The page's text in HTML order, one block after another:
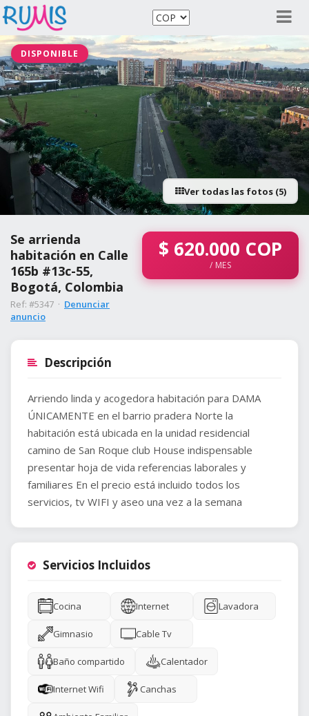
DISPONIBLE
Ver todas las fotos (5)
Se arrienda
habitación en Calle
165b #13c-55,
Bogotá, Colombia
Ref: #5347 · Denunciar
anuncio
$ 620.000 COP
/ MES
Descripción
Arriendo linda y acogedora habitación para DAMA
ÚNICAMENTE en el barrio pradera Norte la
habitación está ubicada en la unidad residencial
camino de San Roque club House indispensable
presentar hoja de vida referencias laborales y
familiares En el precio está incluido todos los
servicios, tv WIFI y aseo una vez a la semana
Servicios Incluidos
Cocina Internet Lavadora
Gimnasio Cable Tv
Baño compartido Calentador
Internet Wifi Canchas